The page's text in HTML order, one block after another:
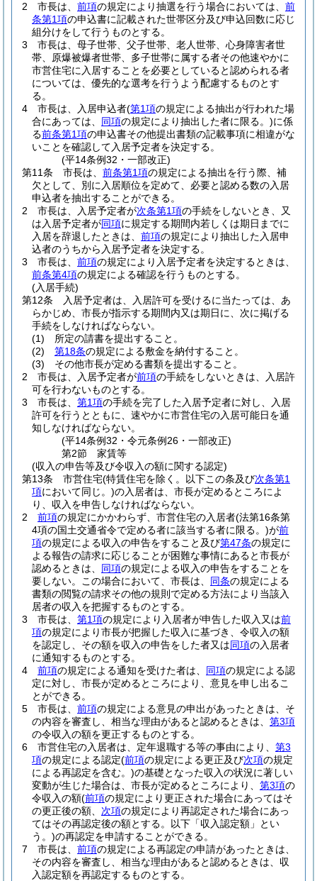
2
市長は、 前項の規定により抽選を行う場合においては、 前
条第1項の申込書に記載された世帯区分及び申込回数に応じ
組分けをして行うものとする。
3
市長は、母子世帯、父子世帯、老人世帯、心身障害者世
帯、原爆被爆者世帯、多子世帯に属する者その他速やかに
市営住宅に入居することを必要としていると認められる者
については、優先的な選考を行うよう配慮するものとす
る。
4
市長は、入居申込者(第1項の規定による抽出が行われた場
合にあっては、 同項の規定により抽出した者に限る。)に係
る前条第1項の申込書その他提出書類の記載事項に相違がな
いことを確認して入居予定者を決定する。
(平14条例32・一部改正)
第11条
市長は、 前条第1項の規定による抽出を行う際、補
欠として、別に入居順位を定めて、必要と認める数の入居
申込者を抽出することができる。
2
市長は、入居予定者が次条第1項の手続をしないとき、又
は入居予定者が同項に規定する期間内若しくは期日までに
入居を辞退したときは、 前項の規定により抽出した入居申
込者のうちから入居予定者を決定する。
3
市長は、 前項の規定により入居予定者を決定するときは、
前条第4項の規定による確認を行うものとする。
(入居手続)
第12条
入居予定者は、入居許可を受けるに当たっては、あ
らかじめ、市長が指示する期間内又は期日に、次に掲げる
手続をしなければならない。
(1)
所定の請書を提出すること。
(2)
第18条の規定による敷金を納付すること。
(3)
その他市長が定める書類を提出すること。
2
市長は、入居予定者が前項の手続をしないときは、入居許
可を行わないものとする。
3
市長は、 第1項の手続を完了した入居予定者に対し、入居
許可を行うとともに、速やかに市営住宅の入居可能日を通
知しなければならない。
(平14条例32・令元条例26・一部改正)
第2節
家賃等
(収入の申告等及び令収入の額に関する認定)
第13条
市営住宅(特賃住宅を除く。以下この条及び次条第1
項において同じ。)の入居者は、市長が定めるところによ
り、収入を申告しなければならない。
2
前項の規定にかかわらず、市営住宅の入居者(法第16条第
4項の国土交通省令で定める者に該当する者に限る。)が前
項の規定による収入の申告をすること及び第47条の規定に
よる報告の請求に応じることが困難な事情にあると市長が
認めるときは、 同項の規定による収入の申告をすることを
要しない。
この場合において、市長は、 同条の規定による
書類の閲覧の請求その他の規則で定める方法により当該入
居者の収入を把握するものとする。
3
市長は、 第1項の規定により入居者が申告した収入又は前
項の規定により市長が把握した収入に基づき、令収入の額
を認定し、その額を収入の申告をした者又は同項の入居者
に通知するものとする。
4
前項の規定による通知を受けた者は、 同項の規定による認
定に対し、市長が定めるところにより、意見を申し出るこ
とができる。
5
市長は、 前項の規定による意見の申出があったときは、そ
の内容を審査し、相当な理由があると認めるときは、 第3項
の令収入の額を更正するものとする。
6
市営住宅の入居者は、定年退職する等の事由により、 第3
項の規定による認定(前項の規定による更正及び次項の規定
による再認定を含む。)の基礎となった収入の状況に著しい
変動が生じた場合は、市長が定めるところにより、 第3項の
令収入の額(前項の規定により更正された場合にあってはそ
の更正後の額、 次項の規定により再認定された場合にあっ
てはその再認定後の額とする。以下「収入認定額」とい
う。)の再認定を申請することができる。
7
市長は、 前項の規定による再認定の申請があったときは、
その内容を審査し、相当な理由があると認めるときは、収
入認定額を再認定するものとする。